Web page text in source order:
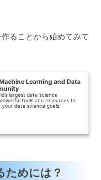
ることから始めてみて
Learning and Data
largest data science
tools and resources to
data science goals.
めには？